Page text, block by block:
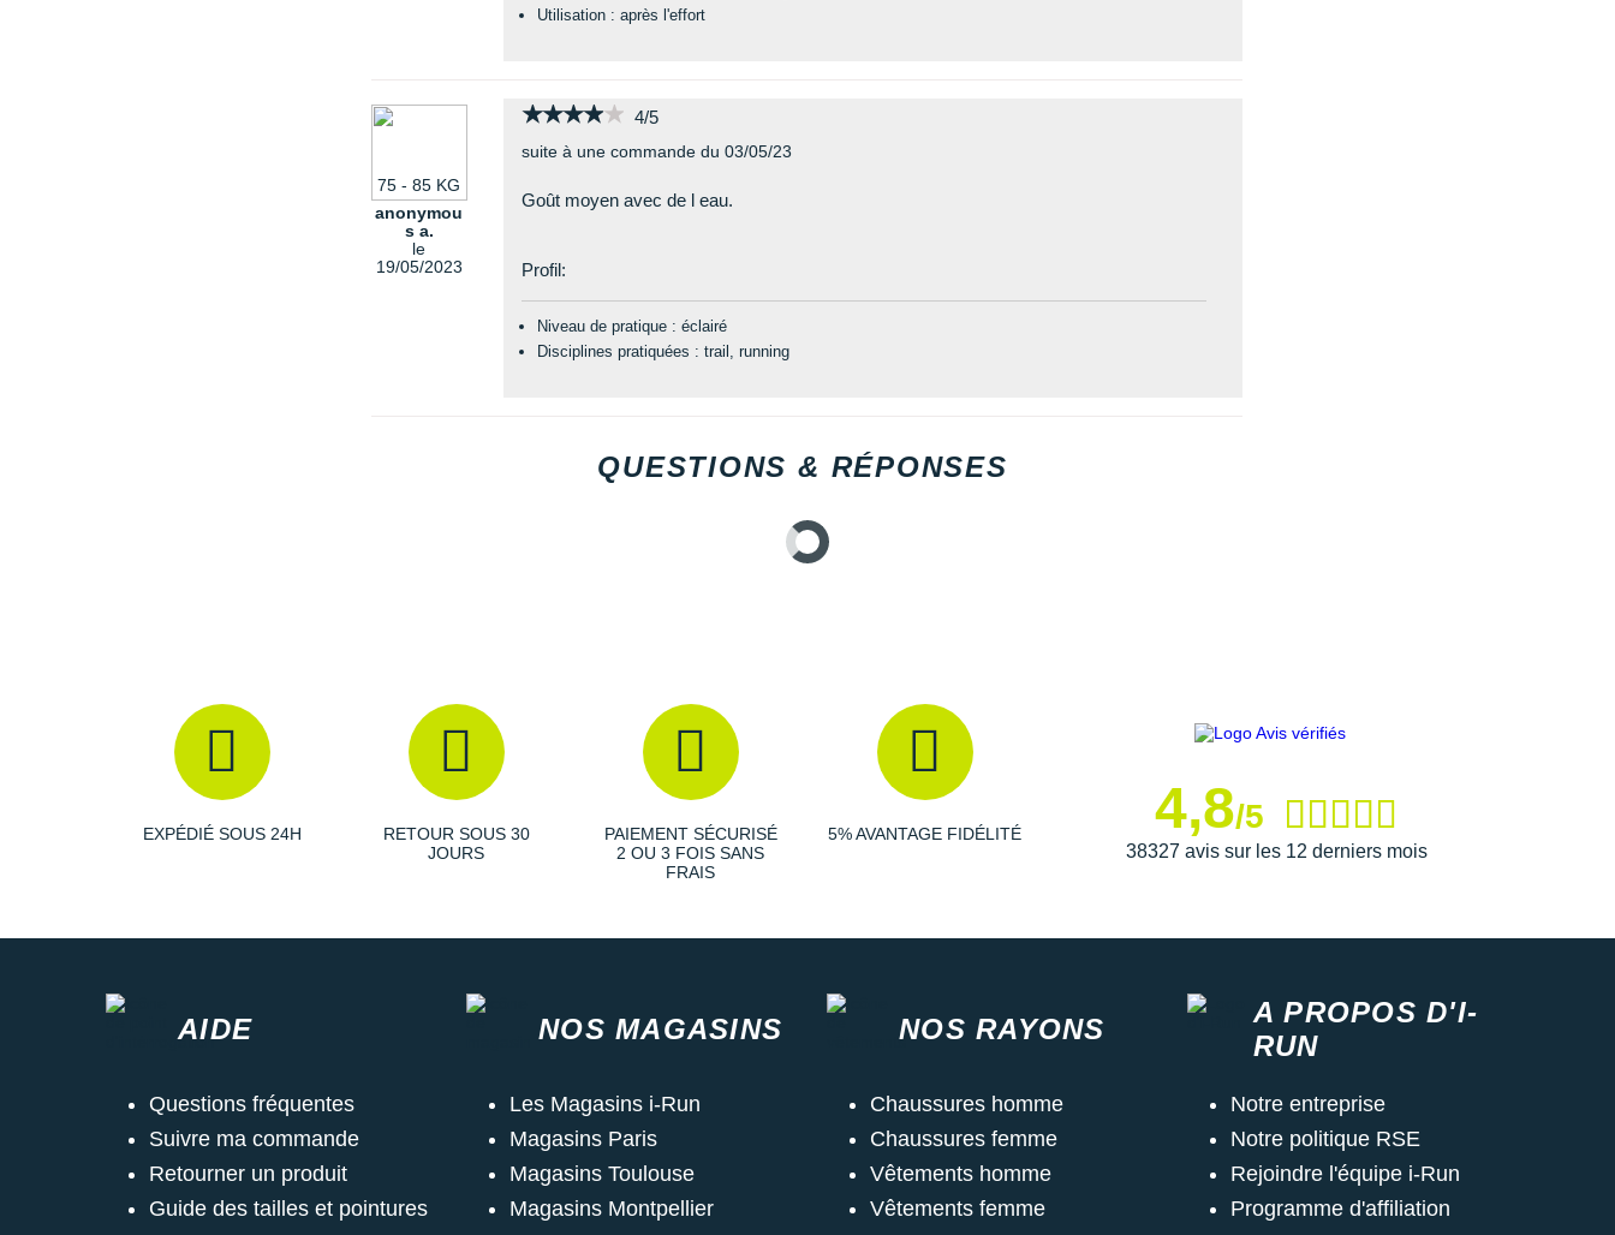
Utilisation : après l'effort
75 - 85 KG
anonymou
s a.
le
19/05/2023
★★★★★
★★★★★ 4/5
suite à une commande du 03/05/23
Goût moyen avec de l eau.
Profil:
Niveau de pratique : éclairé
Disciplines pratiquées : trail, running
QUESTIONS & RÉPONSES
EXPÉDIÉ SOUS 24H
RETOUR SOUS 30
JOURS
PAIEMENT SÉCURISÉ
2 OU 3 FOIS SANS
FRAIS
5% AVANTAGE FIDÉLITÉ 4,8/5
38327 avis sur les 12 derniers mois
AIDE
Questions fréquentes
Suivre ma commande
Retourner un produit
Guide des tailles et pointures
NOS MAGASINS
Les Magasins i-Run
Magasins Paris
Magasins Toulouse
Magasins Montpellier
NOS RAYONS
Chaussures homme
Chaussures femme
Vêtements homme
Vêtements femme
A PROPOS D'I-
RUN
Notre entreprise
Notre politique RSE
Rejoindre l'équipe i-Run
Programme d'affiliation